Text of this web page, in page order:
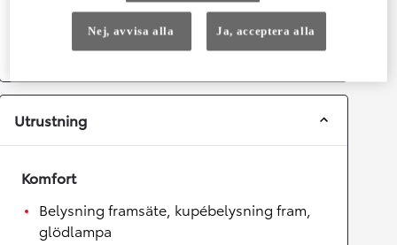
Framhjulsdrift
Växellåda
Automat
Utrustning
Komfort
Belysning framsäte, kupébelysning fram,
glödlampa
Nej, avvisa alla Ja, acceptera alla